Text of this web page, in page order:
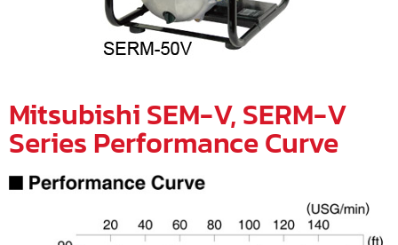
Mitsubishi SEM-V, SERM-V
Series Performance Curve